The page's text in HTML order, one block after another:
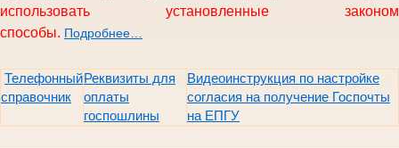
использовать установленные законом
способы. Подробнее…
Телефонный
справочник
Реквизиты для
оплаты
госпошлины
Видеоинструкция по настройке
согласия на получение Госпочты
на ЕПГУ